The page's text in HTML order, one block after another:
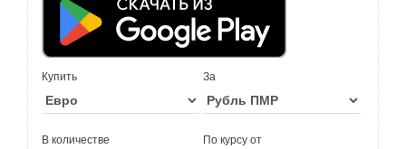
Купить За
В количестве По курсу от